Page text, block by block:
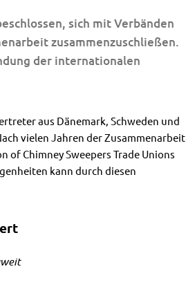
sich mit Verbänden
zusammenzuschließen.
der internationalen
aus Dänemark, Schweden und
vielen Jahren der Zusammenarbeit
of Chimney Sweepers Trade Unions
kann durch diesen